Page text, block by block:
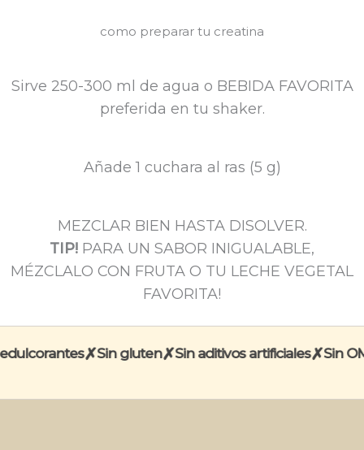
como preparar tu creatina
Sirve 250-300 ml de agua o BEBIDA FAVORITA
preferida en tu shaker.
Añade 1 cuchara al ras (5 g)
MEZCLAR BIEN HASTA DISOLVER.
TIP! PARA UN SABOR INIGUALABLE,
MÉZCLALO CON FRUTA O TU LECHE VEGETAL
FAVORITA!
✗Sin gluten✗Sin aditivos artificiales✗Sin